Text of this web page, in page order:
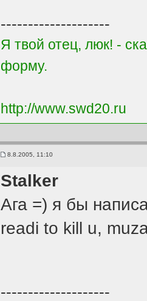
--------------------
Я твой отец, люк! -
форму.
http://www.swd20.ru
8.8.2005, 11:10
Stalker
Ага =) я бы
readi to kill u,
--------------------